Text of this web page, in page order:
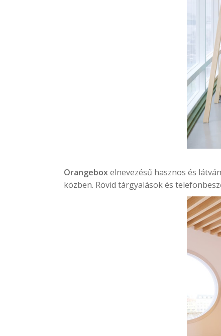
Orangeboxelnevezésű hasznos és
közben. Rövid tárgyalások és